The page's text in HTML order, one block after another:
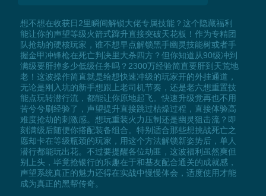
想不想在收获日2里瞬间解锁大佬专属技能？这个隐藏福利
能让你的声望等级火箭式蹿升直接突破天花板！作为专精团
队抢劫的硬核玩家，谁不想早点解锁黑手幽灵技能树或者手
握金甲冲锋枪在死亡判决里大杀四方？但你知道从90级冲到
满级要肝掉多少低级任务吗？2300万经验简直要肝到天荒地
老！这波操作简直就是给想快速冲级的玩家开的外挂通道，
无论是刚入坑的新手想跟上老司机节奏，还是老六想重置技
能点玩转潜行流，都能让你原地起飞。快速升级党再也不用
苦兮兮刷经验了，声望提升直接跳过枯燥过程，直接体验高
难度抢劫的刺激感。想玩重装火力压制还是幽灵狙击流？即
刻满级后随便你搭配装备组合。特别适合那些想挑战死亡之
愿却卡在等级瓶颈的玩家，用这个方法解锁新姿势后，单人
潜行都能玩出花。不过要提醒各位劫匪，这波福利虽然爽但
别上头，毕竟抢银行的乐趣在于和基友配合通关的成就感，
声望系统真正的魅力还得在实战中慢慢体会，适度使用才能
成为真正的黑帮传奇。